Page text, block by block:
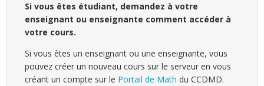
Si vous êtes étudiant, demandez à votre
enseignant ou enseignante comment accéder à
votre cours.
Si vous êtes un enseignant ou une enseignante, vous
pouvez créer un nouveau cours sur le serveur en vous
créant un compte sur le Portail de Math du CCDMD.